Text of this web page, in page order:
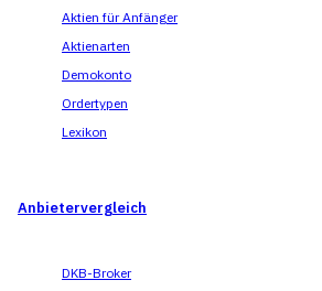
Aktien für Anfänger
Aktienarten
Demokonto
Ordertypen
Lexikon
Anbietervergleich
DKB-Broker